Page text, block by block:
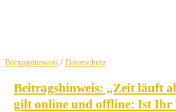
Beitragshinweis / Datenschutz
Beitragshinweis: „Zeit läuft
gilt online und offline: Ist Ihr